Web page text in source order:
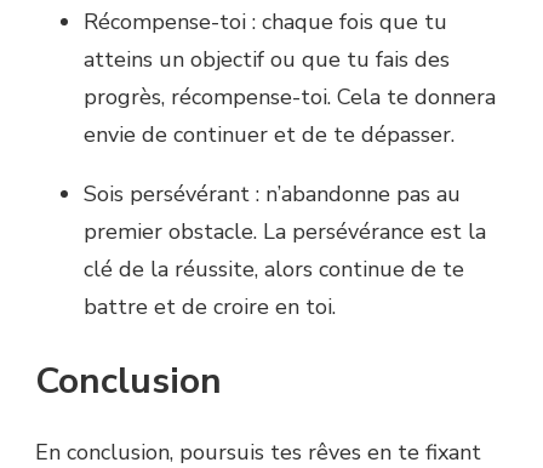
Récompense-toi : chaque fois que tu
atteins un objectif ou que tu fais des
progrès, récompense-toi. Cela te donnera
envie de continuer et de te dépasser.
Sois persévérant : n’abandonne pas au
premier obstacle. La persévérance est la
clé de la réussite, alors continue de te
battre et de croire en toi.
Conclusion
En conclusion, poursuis tes rêves en te fixant